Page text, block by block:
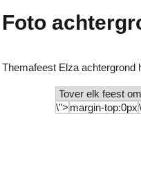
Foto
Themafeest Elza achtergrond